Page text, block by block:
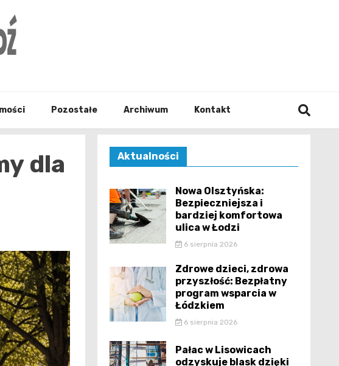
Pozostałe Archiwum Kontakt
dla
Aktualności
Nowa Olsztyńska:
Bezpieczniejsza i
bardziej komfortowa
ulica w Łodzi
6 sierpnia 2026
Zdrowe dzieci, zdrowa
przyszłość: Bezpłatny
program wsparcia w
Łódzkiem
6 sierpnia 2026
Pałac w Lisowicach
odzyskuje blask dzięki